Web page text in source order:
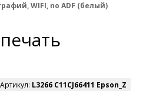
WIFI, no ADF (белый)
Артикул: L3266 C11CJ66411 Epson_Z